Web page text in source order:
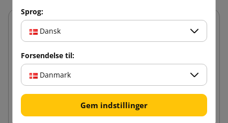
Sprog:
Dansk
Forsendelse til:
Danmark
Gem indstillinger